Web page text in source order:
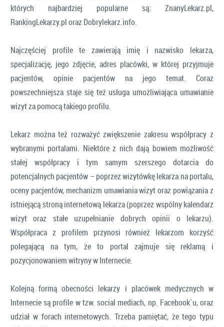
których najbardziej popularne są: ZnanyLekarz.pl,
RankingLekarzy.pl oraz Dobrylekarz.info.
Najczęściej profile te zawierają imię i nazwisko lekarza,
specjalizację, jego zdjęcie, adres placówki, w której przyjmuje
pacjentów, opinie pacjentów na jego temat. Coraz
powszechniejsza staje się też usługa umożliwiająca umawianie
wizyt za pomocą takiego profilu.
Lekarz można też rozważyć zwiększenie zakresu współpracy z
wybranymi portalami. Niektóre z nich dają bowiem możliwość
stałej współpracy i tym samym szerszego dotarcia do
potencjalnych pacjentów – poprzez wizytówkę lekarza na portalu,
oceny pacjentów, mechanizm umawiania wizyt oraz powiązania z
istniejącą stroną internetową lekarza (poprzez wspólny kalendarz
wizyt oraz stałe uzupełnianie dobrych opinii o lekarzu).
Współpraca z profilem przynosi również lekarzom korzyść
polegającą na tym, że to portal zajmuje się reklamą i
pozycjonowaniem witryny w Internecie.
Kolejną formą obecności lekarzy i placówek medycznych w
Internecie są profile w tzw. social mediach, np. Facebook`u, oraz
udział w forach internetowych. Trzeba pamiętać, że tego typu